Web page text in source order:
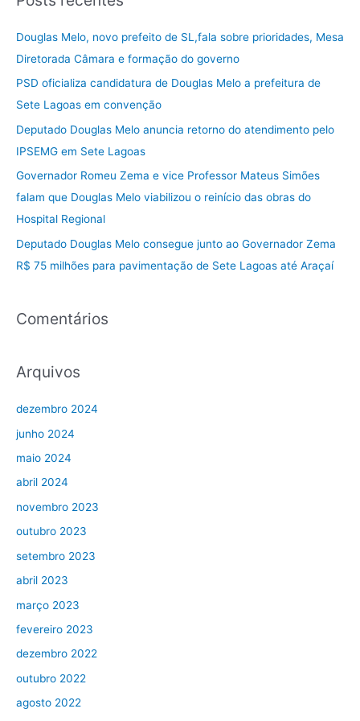
q
p
o
r
:
Douglas Melo, novo prefeito de SL,fala sobre prioridades, Mesa
Diretorada Câmara e formação do governo
PSD oficializa candidatura de Douglas Melo a prefeitura de
Sete Lagoas em convenção
Deputado Douglas Melo anuncia retorno do atendimento pelo
IPSEMG em Sete Lagoas
Governador Romeu Zema e vice Professor Mateus Simões
falam que Douglas Melo viabilizou o reinício das obras do
Hospital Regional
Deputado Douglas Melo consegue junto ao Governador Zema
R$ 75 milhões para pavimentação de Sete Lagoas até Araçaí
Comentários
Arquivos
dezembro 2024
junho 2024
maio 2024
abril 2024
novembro 2023
outubro 2023
setembro 2023
abril 2023
março 2023
fevereiro 2023
dezembro 2022
outubro 2022
agosto 2022